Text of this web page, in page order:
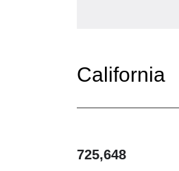
California
725,648